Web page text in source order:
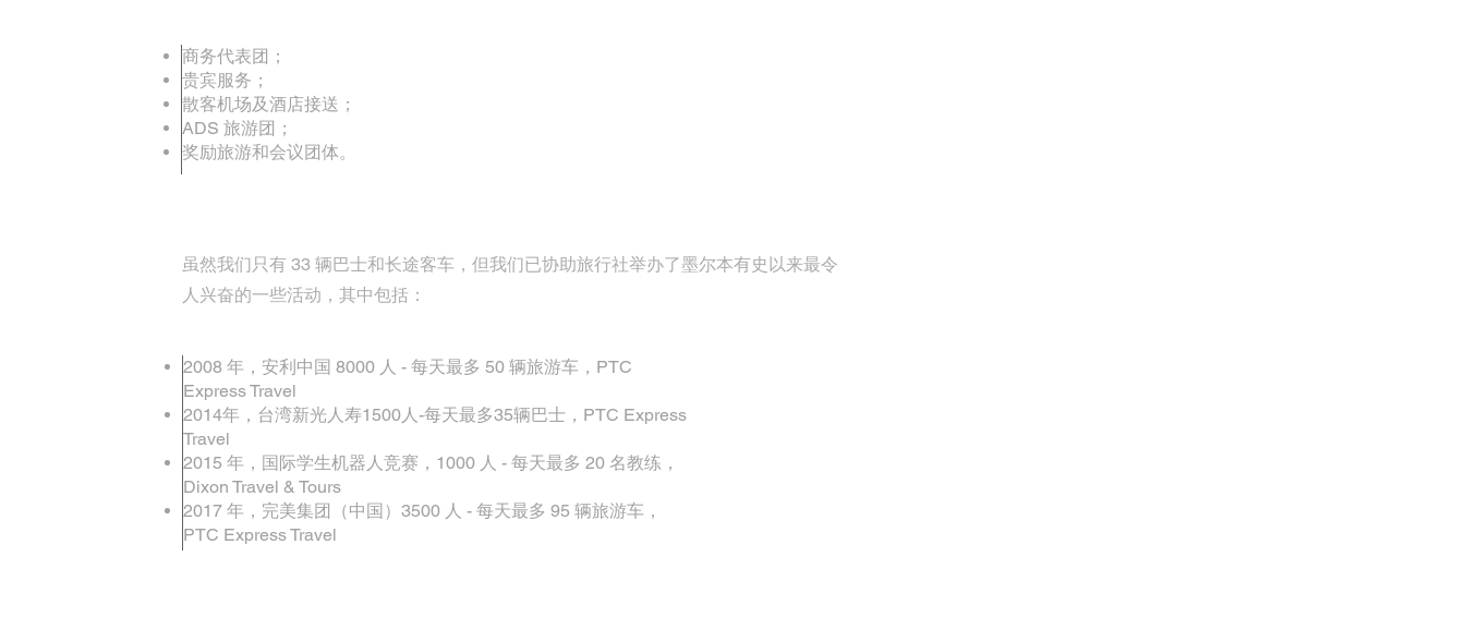
商务代表团；
贵宾服务；
散客机场及酒店接送；
ADS 旅游团；
奖励旅游和会议团体。
虽然我们只有 33 辆巴士和长途客车，但我们已协助旅行社举办了墨尔本有史以来最令
人兴奋的一些活动，其中包括：
2008 年，安利中国 8000 人 - 每天最多 50 辆旅游车，PTC
Express Travel
2014年，台湾新光人寿1500人-每天最多35辆巴士，PTC Express
Travel
2015 年，国际学生机器人竞赛，1000 人 - 每天最多 20 名教练，
Dixon Travel & Tours
2017 年，完美集团（中国）3500 人 - 每天最多 95 辆旅游车，
PTC Express Travel